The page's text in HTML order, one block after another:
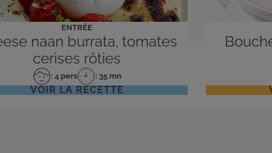
ENTRÉE
naan burrata, tomates
cerises rôties
Nombre
de
: 4 pers
Temps
de
: 35 mn
VOIR LA RECETTE